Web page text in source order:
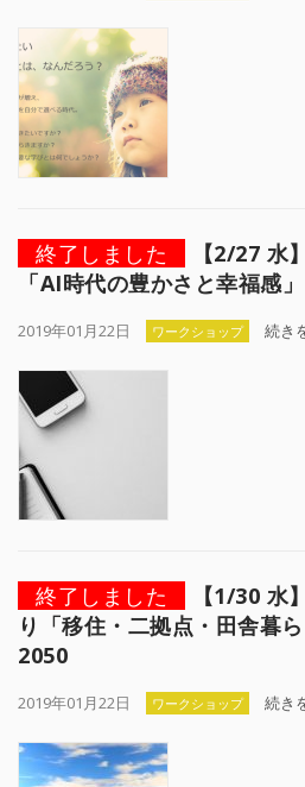
終了しました
【2/27 水
「AI時代の豊かさと幸福感
2019年01月22日 ワークショップ 続き
終了しました
【1/30 水
り「移住・二拠点・田舎暮
2050
2019年01月22日 ワークショップ 続き